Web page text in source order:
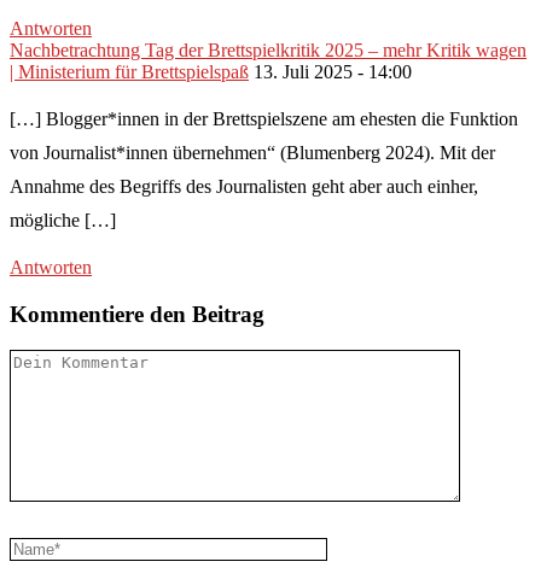
Antworten
Nachbetrachtung Tag der Brettspielkritik 2025 – mehr Kritik wagen
| Ministerium für Brettspielspaß 13. Juli 2025 - 14:00
[…] Blogger*innen in der Brettspielszene am ehesten die Funktion
von Journalist*innen übernehmen“ (Blumenberg 2024). Mit der
Annahme des Begriffs des Journalisten geht aber auch einher,
mögliche […]
Antworten
Kommentiere den Beitrag